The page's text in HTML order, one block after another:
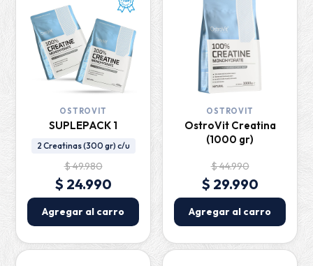
OSTROVIT
SUPLEPACK 1
2 Creatinas (300 gr) c/u
$ 49.980
$ 24.990
Agregar al carro
OSTROVIT
OstroVit Creatina
(1000 gr)
$ 44.990
$ 29.990
Agregar al carro